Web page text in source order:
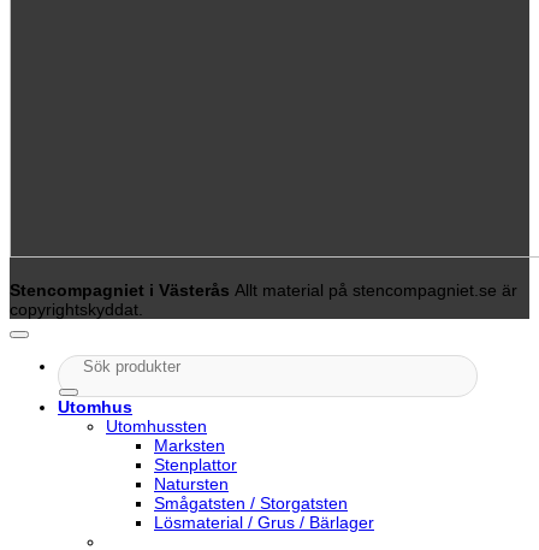
Stencompagniet i Västerås Allt material på stencompagniet.se är
copyrightskyddat.
Sök
efter:
Utomhus
Utomhussten
Marksten
Stenplattor
Natursten
Smågatsten / Storgatsten
Lösmaterial / Grus / Bärlager